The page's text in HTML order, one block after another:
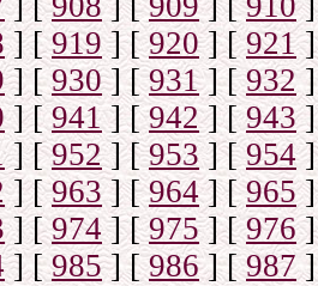
] [919] [920] [921]
] [930] [931] [932]
] [941] [942] [943]
] [952] [953] [954]
] [963] [964] [965]
] [974] [975] [976]
] [985] [986] [987]